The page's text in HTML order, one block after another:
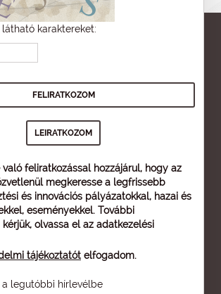
látható karaktereket:
feliratkozással hozzájárul, hogy az
megkeresse a legfrissebb
és innovációs pályázatokkal, hazai és
eseményekkel. További
olvassa el az adatkezelési
tájékoztatót elfogadom.
a legutóbbi hírlevélbe